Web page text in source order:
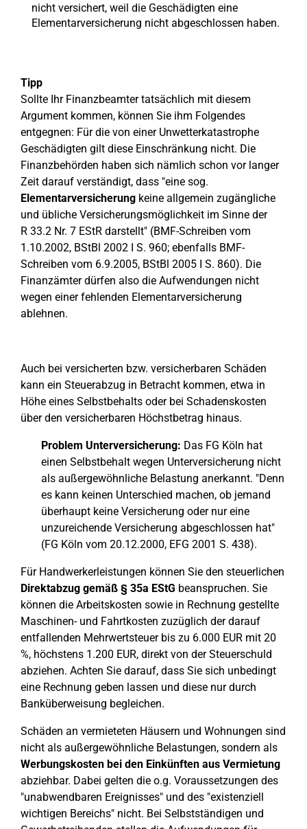
nicht versichert, weil die Geschädigten eine
Elementarversicherung nicht abgeschlossen haben.
Tipp
Sollte Ihr Finanzbeamter tatsächlich mit diesem
Argument kommen, können Sie ihm Folgendes
entgegnen: Für die von einer Unwetterkatastrophe
Geschädigten gilt diese Einschränkung nicht. Die
Finanzbehörden haben sich nämlich schon vor langer
Zeit darauf verständigt, dass "eine sog.
Elementarversicherung keine allgemein zugängliche
und übliche Versicherungsmöglichkeit im Sinne der
R 33.2 Nr. 7 EStR darstellt" (BMF-Schreiben vom
1.10.2002, BStBl 2002 I S. 960; ebenfalls BMF-
Schreiben vom 6.9.2005, BStBl 2005 I S. 860). Die
Finanzämter dürfen also die Aufwendungen nicht
wegen einer fehlenden Elementarversicherung
ablehnen.
Auch bei versicherten bzw. versicherbaren Schäden
kann ein Steuerabzug in Betracht kommen, etwa in
Höhe eines Selbstbehalts oder bei Schadenskosten
über den versicherbaren Höchstbetrag hinaus.
Problem Unterversicherung: Das FG Köln hat
einen Selbstbehalt wegen Unterversicherung nicht
als außergewöhnliche Belastung anerkannt. "Denn
es kann keinen Unterschied machen, ob jemand
überhaupt keine Versicherung oder nur eine
unzureichende Versicherung abgeschlossen hat"
(FG Köln vom 20.12.2000, EFG 2001 S. 438).
Für Handwerkerleistungen können Sie den steuerlichen
Direktabzug gemäß § 35a EStG beanspruchen. Sie
können die Arbeitskosten sowie in Rechnung gestellte
Maschinen- und Fahrtkosten zuzüglich der darauf
entfallenden Mehrwertsteuer bis zu 6.000 EUR mit 20
%, höchstens 1.200 EUR, direkt von der Steuerschuld
abziehen. Achten Sie darauf, dass Sie sich unbedingt
eine Rechnung geben lassen und diese nur durch
Banküberweisung begleichen.
Schäden an vermieteten Häusern und Wohnungen sind
nicht als außergewöhnliche Belastungen, sondern als
Werbungskosten bei den Einkünften aus Vermietung
abziehbar. Dabei gelten die o.g. Voraussetzungen des
"unabwendbaren Ereignisses" und des "existenziell
wichtigen Bereichs" nicht. Bei Selbstständigen und